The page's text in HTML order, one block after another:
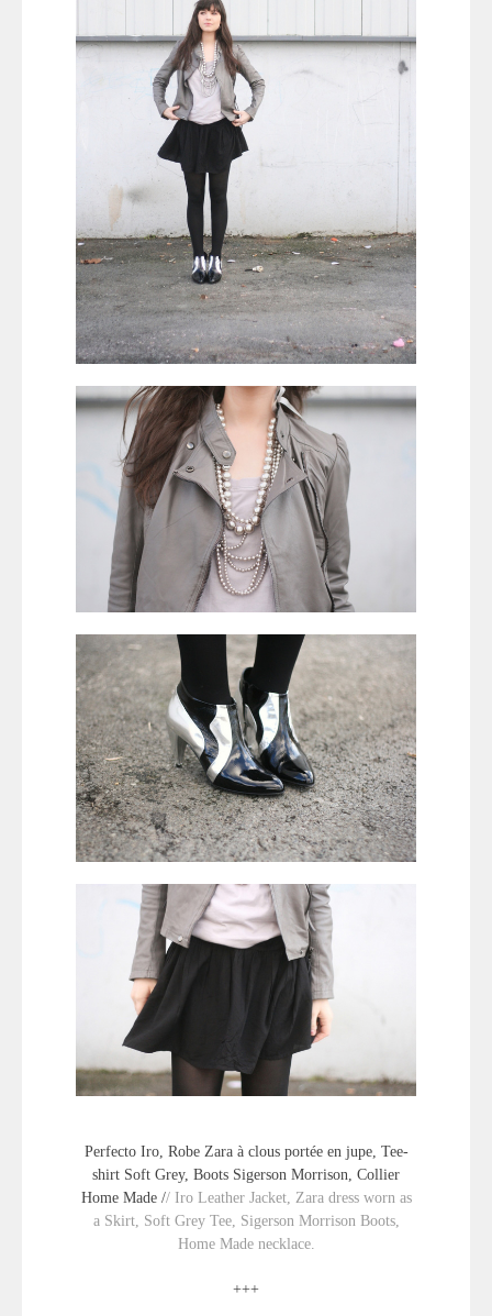
Perfecto Iro, Robe Zara à clous portée en jupe, Tee-
shirt Soft Grey, Boots Sigerson Morrison, Collier
Home Made // Iro Leather Jacket, Zara dress worn as
a Skirt, Soft Grey Tee, Sigerson Morrison Boots,
Home Made necklace.
+++